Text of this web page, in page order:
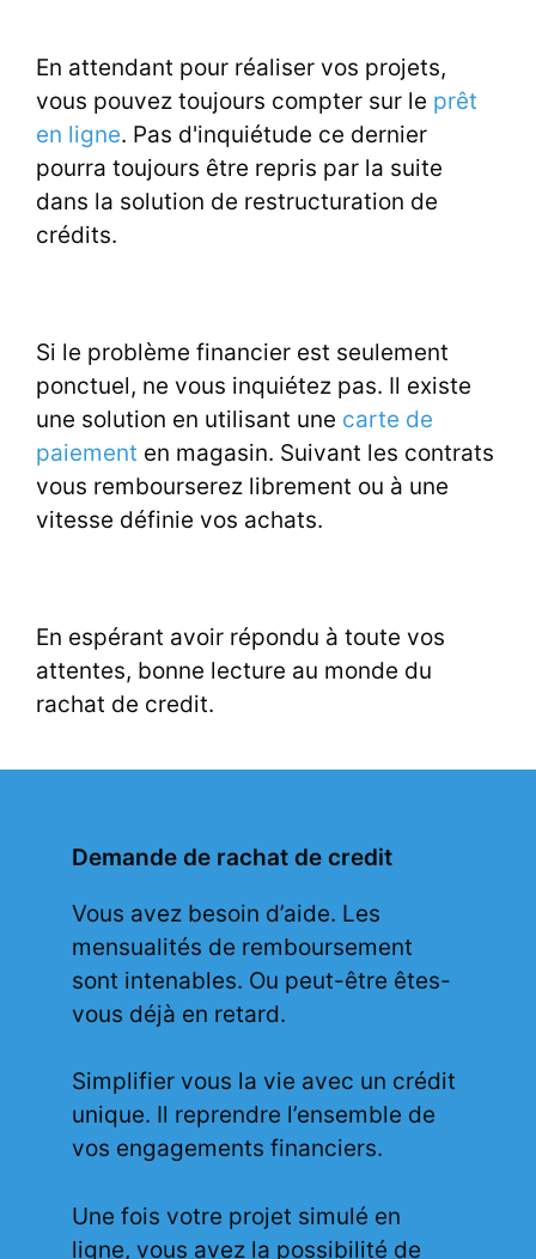
En attendant pour réaliser vos projets,
vous pouvez toujours compter sur le prêt
en ligne. Pas d'inquiétude ce dernier
pourra toujours être repris par la suite
dans la solution de restructuration de
crédits.
Si le problème financier est seulement
ponctuel, ne vous inquiétez pas. Il existe
une solution en utilisant une carte de
paiement en magasin. Suivant les contrats
vous rembourserez librement ou à une
vitesse définie vos achats.
En espérant avoir répondu à toute vos
attentes, bonne lecture au monde du
rachat de credit.
Demande de rachat de credit
Vous avez besoin d’aide. Les
mensualités de remboursement
sont intenables. Ou peut-être êtes-
vous déjà en retard.
Simplifier vous la vie avec un crédit
unique. Il reprendre l’ensemble de
vos engagements financiers.
Une fois votre projet simulé en
ligne, vous avez la possibilité de